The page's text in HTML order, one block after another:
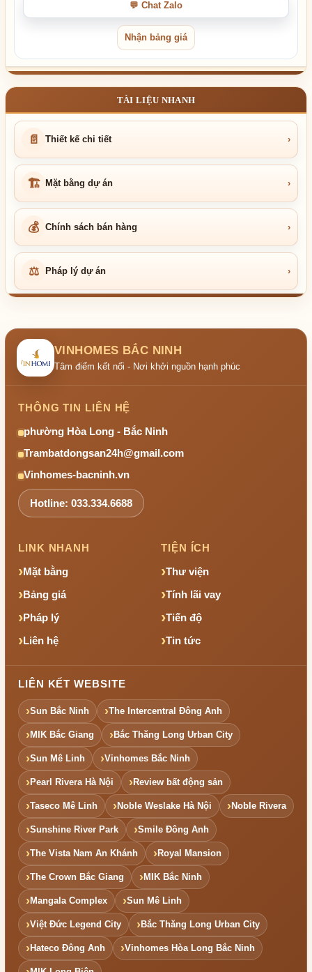
💬 Chat Zalo
Nhận bảng giá
TÀI LIỆU NHANH
📄 Thiết kế chi tiết ›
🏗 Mặt bằng dự án ›
💰 Chính sách bán hàng ›
⚖ Pháp lý dự án ›
VINHOMES BẮC NINH
Tâm điểm kết nối - Nơi khởi nguồn hạnh phúc
THÔNG TIN LIÊN HỆ
phường Hòa Long - Bắc Ninh
Trambatdongsan24h@gmail.com
Vinhomes-bacninh.vn
Hotline: 033.334.6688
LINK NHANH
Mặt bằng
Bảng giá
Pháp lý
Liên hệ
TIỆN ÍCH
Thư viện
Tính lãi vay
Tiến độ
Tin tức
LIÊN KẾT WEBSITE
Sun Bắc Ninh The Intercentral Đông Anh
MIK Bắc Giang Bắc Thăng Long Urban City
Sun Mê Linh Vinhomes Bắc Ninh
Pearl Rivera Hà Nội Review bất động sản
Taseco Mê Linh Noble Weslake Hà Nội Noble Rivera
Sunshine River Park Smile Đông Anh
The Vista Nam An Khánh Royal Mansion
The Crown Bắc Giang MIK Bắc Ninh
Mangala Complex Sun Mê Linh
Việt Đức Legend City Bắc Thăng Long Urban City
Hateco Đông Anh Vinhomes Hòa Long Bắc Ninh